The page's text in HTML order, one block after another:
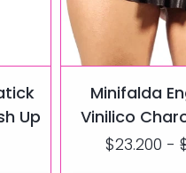
Up
Minifalda
Vinilico
Plato
$23.200 -